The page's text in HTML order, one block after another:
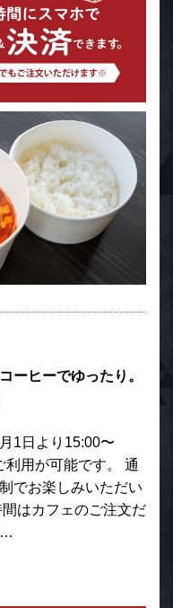
ーヒーでゆったり。
1日より15:00〜
用が可能です。 通
でお楽しみいただい
はカフェのご注文だ
…